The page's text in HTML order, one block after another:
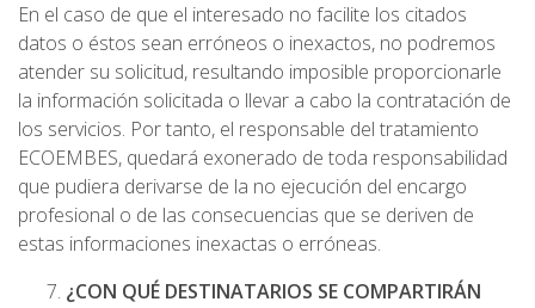
En el caso de que el interesado no facilite los citados
datos o éstos sean erróneos o inexactos, no podremos
atender su solicitud, resultando imposible proporcionarle
la información solicitada o llevar a cabo la contratación de
los servicios. Por tanto, el responsable del tratamiento
ECOEMBES, quedará exonerado de toda responsabilidad
que pudiera derivarse de la no ejecución del encargo
profesional o de las consecuencias que se deriven de
estas informaciones inexactas o erróneas.
¿CON QUÉ DESTINATARIOS SE COMPARTIRÁN